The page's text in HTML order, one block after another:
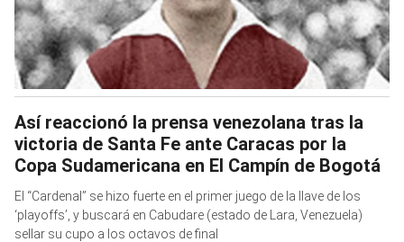
Así reaccionó la prensa venezolana tras la
victoria de Santa Fe ante Caracas por la
Copa Sudamericana en El Campín de Bogotá
El “Cardenal” se hizo fuerte en el primer juego de la llave de los
‘playoffs’, y buscará en Cabudare (estado de Lara, Venezuela)
sellar su cupo a los octavos de final